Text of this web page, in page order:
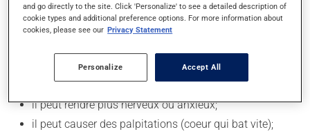
il peut causer des étourdissements - levez-vous
lentement et soyez prudent avant de prendre le
volant;
il peut parfois endormir ou empêcher de dormir! -
soyez prudent avant de savoir comment VOUS
réagissez;
il peut rendre plus nerveux ou anxieux;
il peut causer des palpitations (coeur qui bat vite);
and go directly to the site. Click 'Personalize' to see a detailed description of
cookie types and additional preference options. For more information about
cookies, please see our Privacy Statement
Personalize Accept All